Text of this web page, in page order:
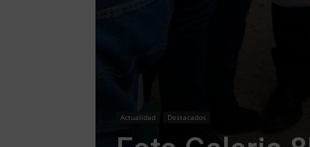
Actualidad Destacados